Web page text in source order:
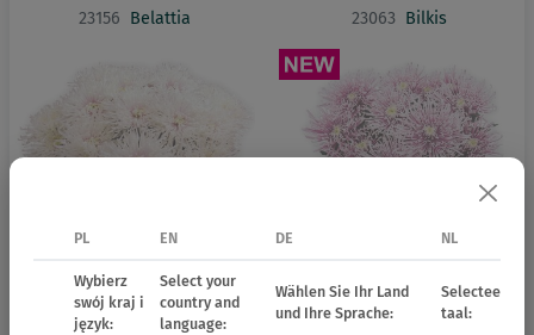
23156 Belattia 23063 Bilkis
23056 Chusan Blanc 23055 Chusan Violet
PL EN DE NL
Wybierz
swój kraj i
język:
Select your
country and
language:
Wählen Sie Ihr Land
und Ihre Sprache:
Selecteer uw
taal: